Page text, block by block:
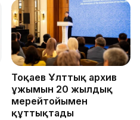
Тоқаев Ұлттық архив
ұжымын 20 жылдық
мерейтойымен
құттықтады